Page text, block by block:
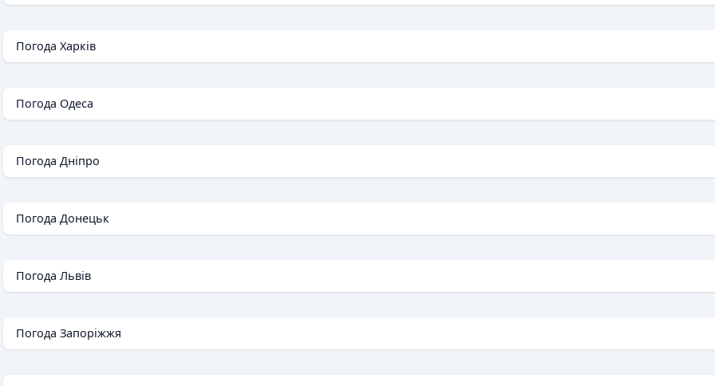
Погода Харків
Погода Одеса
Погода Дніпро
Погода Донецьк
Погода Львів
Погода Запоріжжя